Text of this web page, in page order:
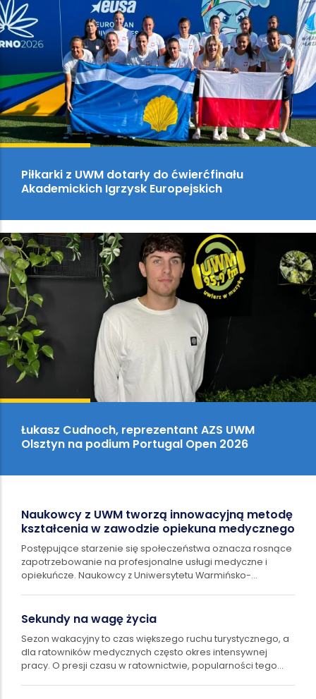
Piłkarki z UWM dotarły do ćwierćfinału
Akademickich Igrzysk Europejskich
Łukasz Cudnoch, reprezentant AZS UWM
Olsztyn na podium Portugal Open 2026
Naukowcy z UWM tworzą innowacyjną metodę
kształcenia w zawodzie opiekuna medycznego
Postępujące starzenie się społeczeństwa oznacza rosnące
zapotrzebowanie na profesjonalne usługi medyczne i
opiekuńcze. Naukowcy z Uniwersytetu Warmińsko-
Sekundy na wagę życia
Sezon wakacyjny to czas większego ruchu turystycznego, a
dla ratowników medycznych często okres intensywnej
pracy. O presji czasu w ratownictwie, popularności tego